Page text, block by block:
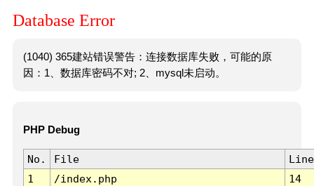
Database Error
(1040) 365建站错误警告：连接数据库失败，可能的原
因：1、数据库密码不对; 2、mysql未启动。
PHP Debug
No. File
Line
1
/index.php 14